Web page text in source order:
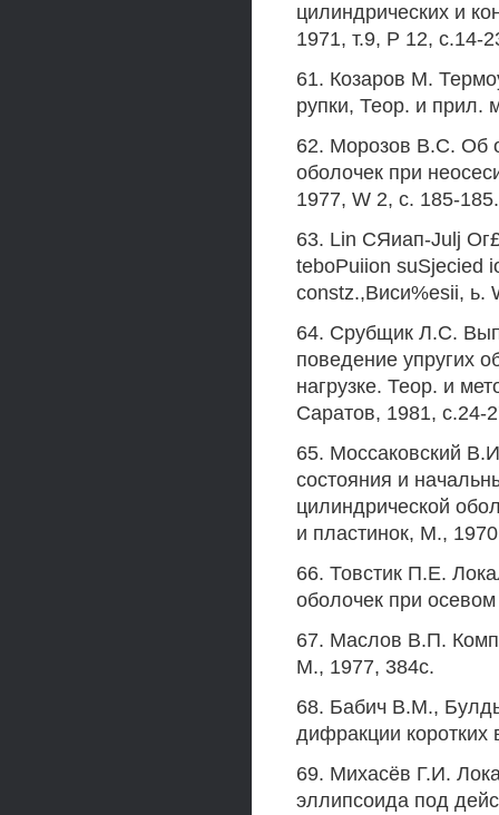
цилиндрических и
1971, т.9, Р 12, с.14-
61. Козаров М.
рупки, Теор. и прил.
62. Морозов B.C. Об
оболочек при
1977, W 2, с. 185-185.
63. Lin СЯиап-Julj
teboPuiion suSjecied
constz.,Виси%esii, ь.
64. Срубщик Л.С.
поведение упругих
нагрузке. Теор. и
Саратов, 1981, с.24-
65. Моссаковский
состояния и
цилиндрической
и пластинок, М.,
66. Товстик П.Е.
оболочек при
67. Маслов В.П.
М., 1977, 384с.
68. Бабич В.М.,
дифракции
69. Михасёв Г.И.
эллипсоида под